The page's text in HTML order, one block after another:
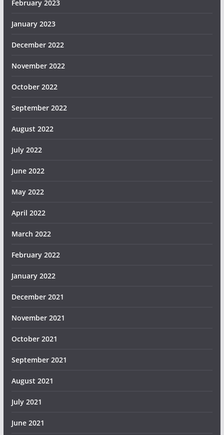
February 2023
January 2023
December 2022
November 2022
October 2022
September 2022
August 2022
July 2022
June 2022
May 2022
April 2022
March 2022
February 2022
January 2022
December 2021
November 2021
October 2021
September 2021
August 2021
July 2021
June 2021